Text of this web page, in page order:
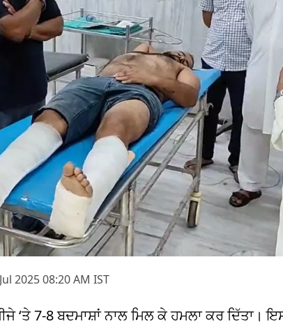
2025 08:20 AM IST
7-8 ਬਦਮਾਸ਼ਾਂ ਨਾਲ ਮਿਲ ਕੇ ਹਮਲਾ ਕਰ ਦਿੱਤਾ।